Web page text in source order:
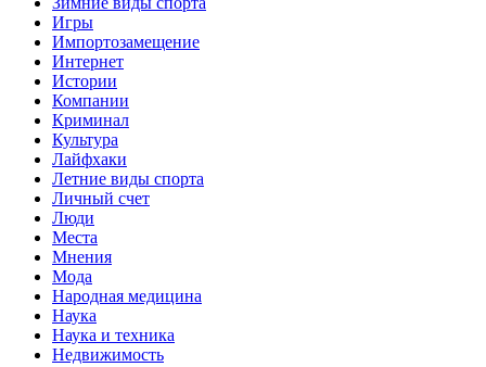
Игры
Импортозамещение
Интернет
Истории
Компании
Криминал
Культура
Лайфхаки
Летние виды спорта
Личный счет
Люди
Места
Мнения
Мода
Народная медицина
Наука
Наука и техника
Недвижимость